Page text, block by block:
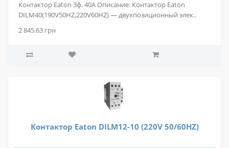
Контактор Eaton 3ф. 40А Описание: Контактор Eaton
DILM40(190V50HZ,220V60HZ) — двухпозиционный элек..
2 845.63 грн
Контактор Eaton DILM12-10 (220V 50/60HZ)